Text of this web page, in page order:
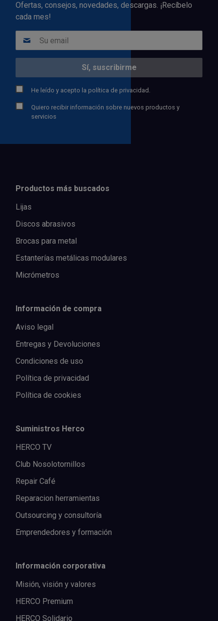
Ofertas, consejos, novedades, descargas. ¡Recíbelo
cada mes!
He leído y acepto la política de privacidad.
Quiero recibir información sobre nuevos productos y
servicios
Productos más buscados
Lijas
Discos abrasivos
Brocas para metal
Estanterías metálicas modulares
Micrómetros
Información de compra
Aviso legal
Entregas y Devoluciones
Condiciones de uso
Política de privacidad
Política de cookies
Suministros Herco
HERCO TV
Club Nosolotornillos
Repair Café
Reparacion herramientas
Outsourcing y consultoría
Emprendedores y formación
Información corporativa
Misión, visión y valores
HERCO Premium
HERCO Solidario